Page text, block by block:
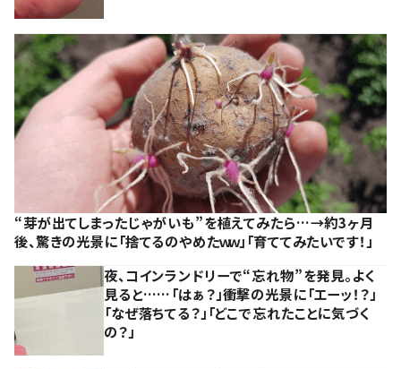
“芽が出てしまったじゃがいも”を植えてみたら…→約3ヶ月
後、驚きの光景に「捨てるのやめたｗｗ」「育ててみたいです！」
夜、コインランドリーで“忘れ物”を発見。よく
見ると……「はぁ？」衝撃の光景に「エーッ！？」
「なぜ落ちてる？」「どこで忘れたことに気づく
の？」